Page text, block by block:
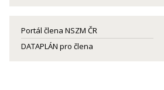
Portál člena NSZM ČR
DATAPLÁN pro člena